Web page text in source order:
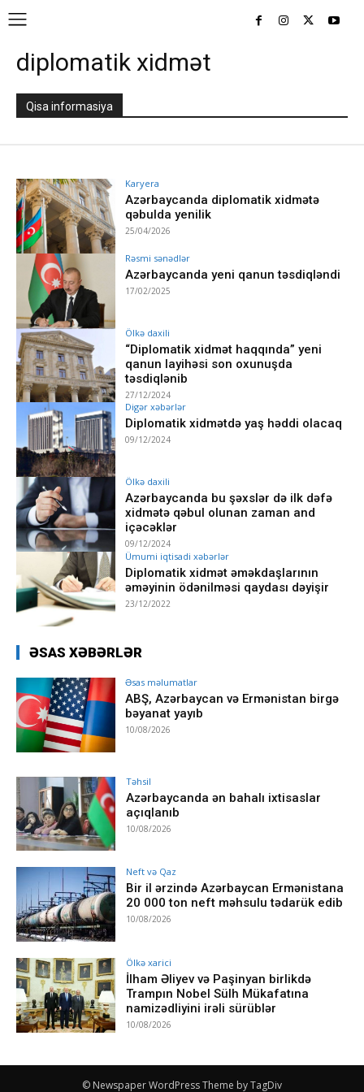
diplomatik xidmət
Qisa informasiya
Karyera
Azərbaycanda diplomatik xidmətə
qəbulda yenilik
25/04/2026
Rəsmi sənədlər
Azərbaycanda yeni qanun təsdiqləndi
17/02/2025
Ölkə daxili
“Diplomatik xidmət haqqında” yeni
qanun layihəsi son oxunuşda
təsdiqlənib
27/12/2024
Digər xəbərlər
Diplomatik xidmətdə yaş həddi olacaq
09/12/2024
Ölkə daxili
Azərbaycanda bu şəxslər də ilk dəfə
xidmətə qəbul olunan zaman and
içəcəklər
09/12/2024
Ümumi iqtisadi xəbərlər
Diplomatik xidmət əməkdaşlarının
əməyinin ödənilməsi qaydası dəyişir
23/12/2022
ƏSAS XƏBƏRLƏR
Əsas məlumatlar
ABŞ, Azərbaycan və Ermənistan birgə
bəyanat yayıb
10/08/2026
Təhsil
Azərbaycanda ən bahalı ixtisaslar
açıqlanıb
10/08/2026
Neft və Qaz
Bir il ərzində Azərbaycan Ermənistana
20 000 ton neft məhsulu tədarük edib
10/08/2026
Ölkə xarici
İlham Əliyev və Paşinyan birlikdə
Trampın Nobel Sülh Mükafatına
namizədliyini irəli sürüblər
10/08/2026
© Newspaper WordPress Theme by TagDiv